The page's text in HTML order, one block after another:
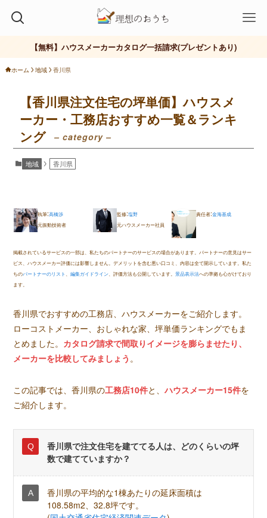
【無料】ハウスメーカーカタログ一括請求(プレゼントあり)
ホーム 地域 香川県
【香川県注文住宅の坪単価】ハウスメ
ーカー・工務店おすすめ一覧＆ランキ
ング
– category –
地域 香川県
執筆:高橋渉
元振動技術者
監修:塩野
元ハウスメーカー社員
責任者:金海基成
掲載されているサービスの一部は、私たちのパートナーのサービスの場合があります。パートナーの意見はサー
ビス、ハウスメーカー評価には影響しません。デメリットを含む悪い口コミ、内容は全て開示しています。私た
ちのパートナーのリスト 、編集ガイドライン 、評価方法も公開しています。景品表示法への準拠も心がけており
ます。
香川県でおすすめの工務店、ハウスメーカーをご紹介します。
ローコストメーカー、おしゃれな家、坪単価ランキングでもま
とめました。 カタログ請求で間取りイメージを膨らませたり、
メーカーを比較してみましょう 。
この記事では、香川県の工務店10件と、ハウスメーカー15件を
ご紹介します。
香川県で注文住宅を建ててる人は、どのくらいの坪
数で建てていますか？
香川県の平均的な1棟あたりの延床面積は
108.58m2、32.8坪です。
ハウスメーカー ローコスト 工務店